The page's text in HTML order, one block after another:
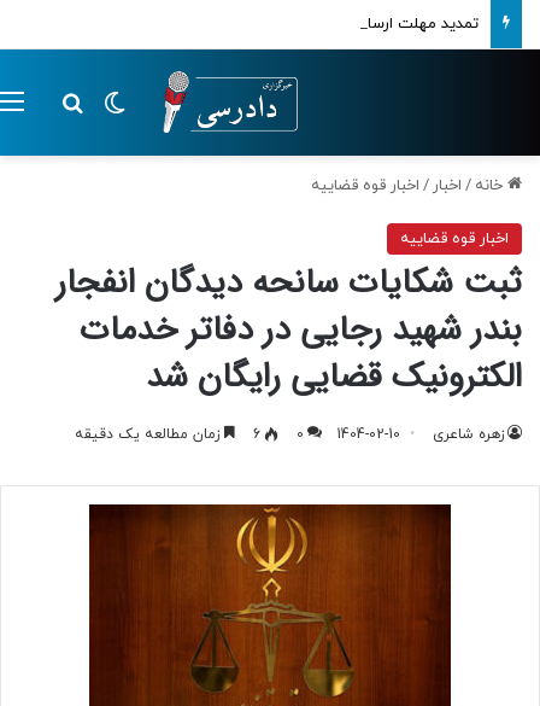
تمدید مهلت ارسال اظهارنامه‌های مالیاتی تا پایان تابستان 1405
تغییر پوسته
خانه / اخبار / اخبار قوه قضاییه
اخبار قوه قضاییه
ثبت شکایات سانحه دیدگان انفجار
بندر شهید رجایی در دفاتر خدمات
الکترونیک قضایی رایگان شد
زهره شاعری 1404-02-10
0
6 زمان مطالعه یک دقیقه